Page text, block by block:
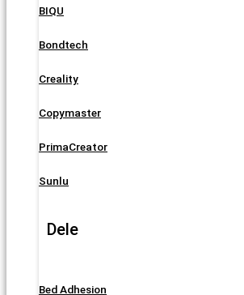
BIQU
Bondtech
Creality
Copymaster
PrimaCreator
Sunlu
Dele
Bed Adhesion